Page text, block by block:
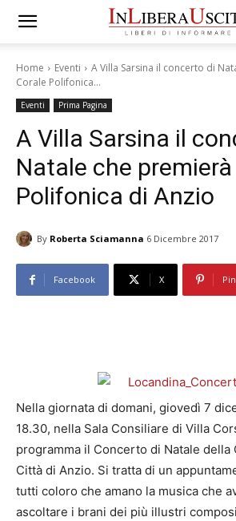
Home Eventi
A Villa Sarsina il concerto di
Corale Polifonica...
Eventi Prima Pagina
A Villa Sarsina il
Natale che
Polifonica di Anzio
By Roberta Sciamanna 6 Dicembre 2017
Facebook X
Nella giornata di domani, giovedì 7
18.30, nella Sala Consiliare di Villa
programma il Concerto di Natale della
Città di Anzio. Si tratta di un
tutti coloro che amano la musica che
ascoltare i brani dei più illustri